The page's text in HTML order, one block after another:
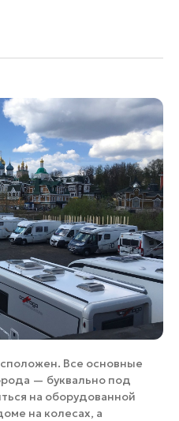
Все основные
— буквально под
на оборудованной
на колесах, а